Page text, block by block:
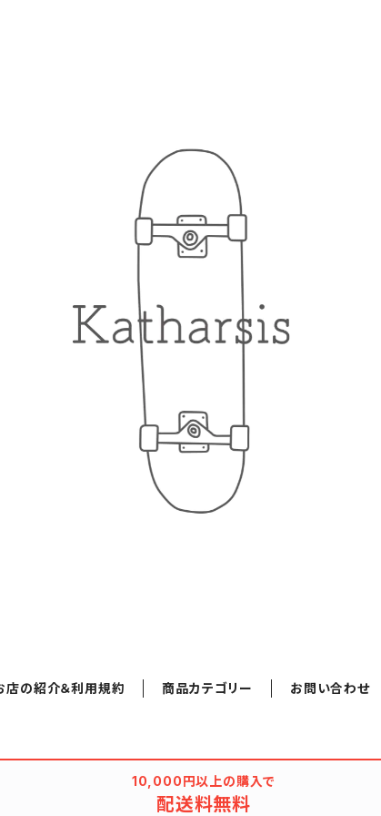
店の紹介＆利用規約 商品カテゴリー お問い合わせ
10,000円以上の購入で
配送料無料